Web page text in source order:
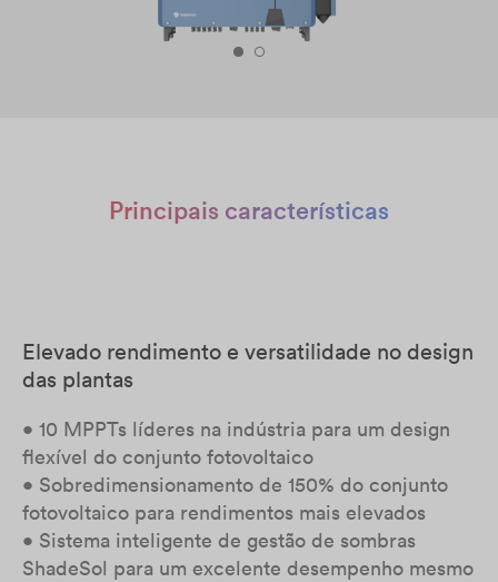
Principais características
Elevado rendimento e versatilidade no design
das plantas
• 10 MPPTs líderes na indústria para um design
flexível do conjunto fotovoltaico
• Sobredimensionamento de 150% do conjunto
fotovoltaico para rendimentos mais elevados
• Sistema inteligente de gestão de sombras
ShadeSol para um excelente desempenho mesmo